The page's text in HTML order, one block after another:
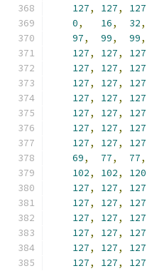
127, 127, 127
0, 16, 32,
97, 99, 99,
127, 127, 127
127, 127, 127
127, 127, 127
127, 127, 127
127, 127, 127
127, 127, 127
127, 127, 127
69, 77, 77,
102, 102, 120
127, 127, 127
127, 127, 127
127, 127, 127
127, 127, 127
127, 127, 127
127, 127, 127